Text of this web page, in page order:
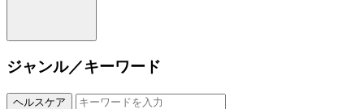
ジャンル／キーワード
ヘルスケア